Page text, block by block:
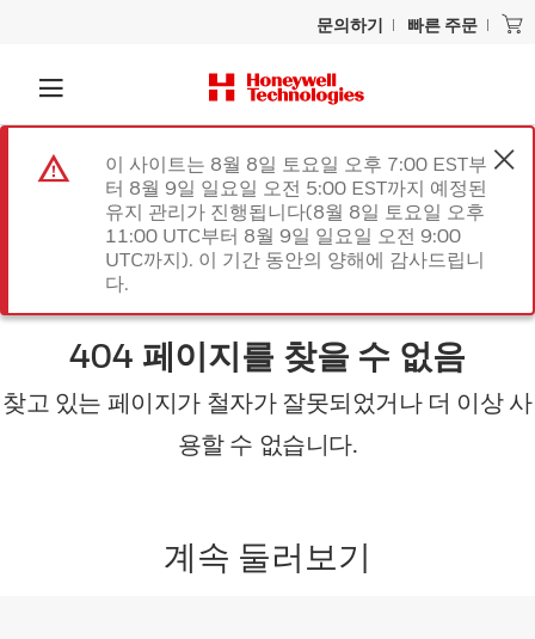
문의하기 빠른 주문
이 사이트는 8월 8일 토요일 오후 7:00 EST부
터 8월 9일 일요일 오전 5:00 EST까지 예정된
유지 관리가 진행됩니다(8월 8일 토요일 오후
11:00 UTC부터 8월 9일 일요일 오전 9:00
UTC까지). 이 기간 동안의 양해에 감사드립니
다.
404 페이지를 찾을 수 없음
찾고 있는 페이지가 철자가 잘못되었거나 더 이상 사
용할 수 없습니다.
계속 둘러보기